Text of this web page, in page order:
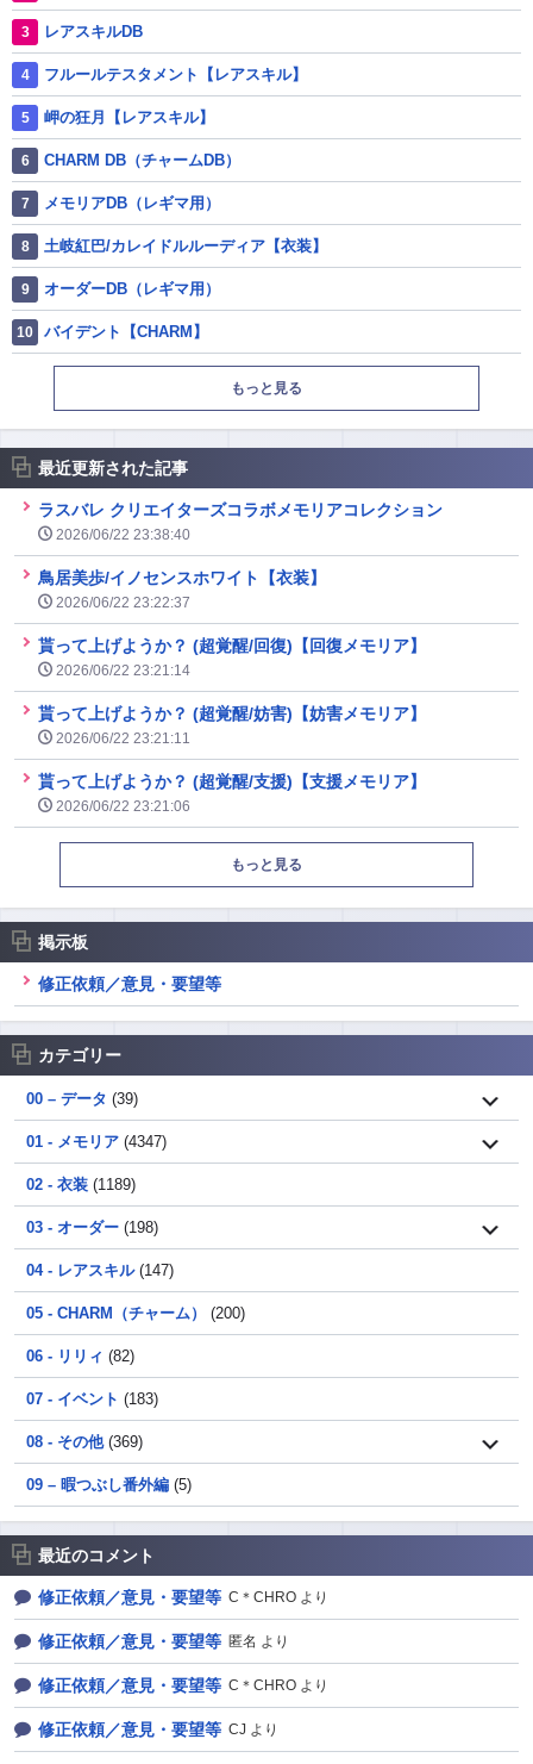
レアスキルDB
フルールテスタメント【レアスキル】
岬の狂月【レアスキル】
CHARM DB（チャームDB）
メモリアDB（レギマ用）
土岐紅巴/カレイドルルーディア【衣装】
オーダーDB（レギマ用）
バイデント【CHARM】
もっと見る
最近更新された記事
ラスバレ クリエイターズコラボメモリアコレクション
2026/06/22 23:38:40
鳥居美歩/イノセンスホワイト【衣装】
2026/06/22 23:22:37
貰って上げようか？ (超覚醒/回復)【回復メモリア】
2026/06/22 23:21:14
貰って上げようか？ (超覚醒/妨害)【妨害メモリア】
2026/06/22 23:21:11
貰って上げようか？ (超覚醒/支援)【支援メモリア】
2026/06/22 23:21:06
もっと見る
掲示板
修正依頼／意見・要望等
カテゴリー
00 – データ (39)
01 - メモリア (4347)
02 - 衣装 (1189)
03 - オーダー (198)
04 - レアスキル(147)
05 - CHARM（チャーム） (200)
06 - リリィ (82)
07 - イベント (183)
08 - その他(369)
09 – 暇つぶし番外編 (5)
最近のコメント
修正依頼／意見・要望等 C＊CHRO より
修正依頼／意見・要望等 匿名 より
修正依頼／意見・要望等 C＊CHRO より
修正依頼／意見・要望等 CJ より